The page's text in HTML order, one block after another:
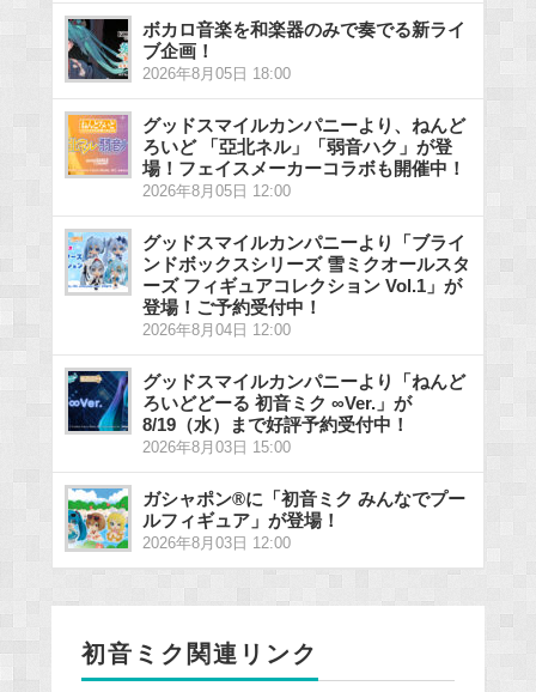
ボカロ音楽を和楽器のみで奏でる新ライ
ブ企画！
2026年8月05日 18:00
グッドスマイルカンパニーより、ねんど
ろいど 「亞北ネル」「弱音ハク」が登
場！フェイスメーカーコラボも開催中！
2026年8月05日 12:00
グッドスマイルカンパニーより「ブライ
ンドボックスシリーズ 雪ミクオールスタ
ーズ フィギュアコレクション Vol.1」が
登場！ご予約受付中！
2026年8月04日 12:00
グッドスマイルカンパニーより「ねんど
ろいどどーる 初音ミク ∞Ver.」が
8/19（水）まで好評予約受付中！
2026年8月03日 15:00
ガシャポン®に「初音ミク みんなでプー
ルフィギュア」が登場！
2026年8月03日 12:00
初音ミク関連リンク